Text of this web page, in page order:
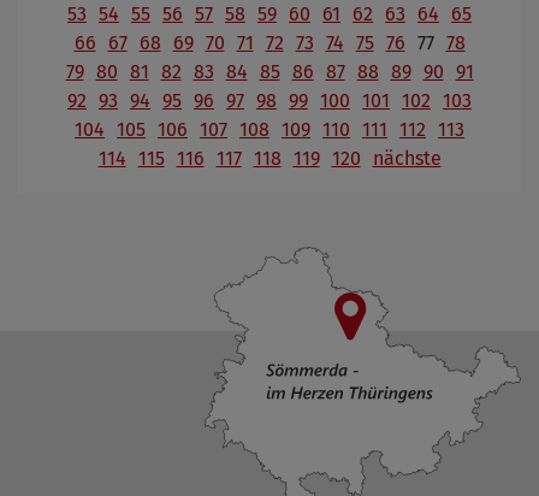
53 54 55 56 57 58 59 60 61 62 63 64
65
66
67 68 69 70 71 72 73 74 75 76 77 78
79 80 81 82 83 84 85 86 87 88 89 90 91
92 93 94 95 96 97 98 99 100 101 102 103
104 105 106 107 108 109 110 111 112 113
114 115 116 117 118 119 120 nächste